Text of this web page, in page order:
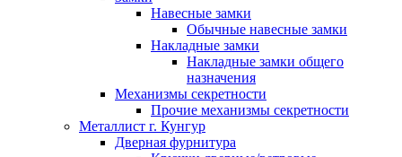
Навесные замки
Обычные навесные замки
Накладные замки
Накладные замки общего
назначения
Механизмы секретности
Прочие механизмы секретности
Металлист г. Кунгур
Дверная фурнитура